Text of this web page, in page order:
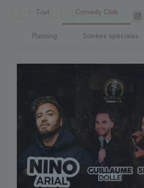
Tout Comedy Club
Planning Soirées spéciales